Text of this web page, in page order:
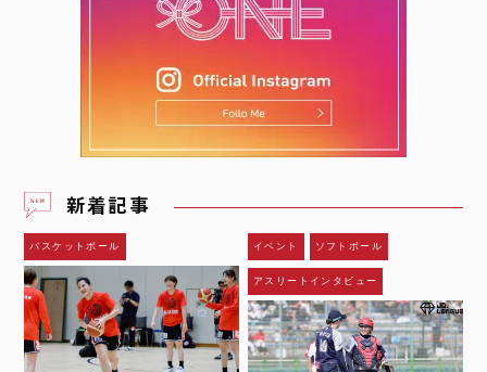
新着記事
バスケットボール イベント ソフトボール
アスリートインタビュー